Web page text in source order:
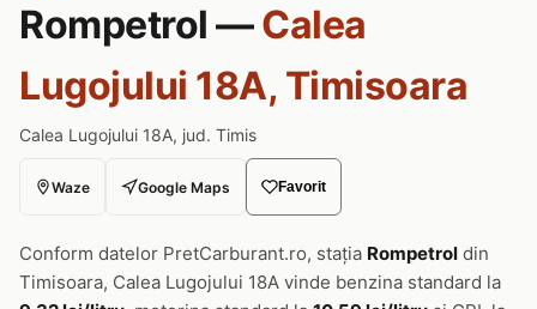
Rompetrol —Calea
Lugojului 18A, Timisoara
Calea Lugojului 18A, jud. Timis
Waze Google Maps Favorit
Conform datelor PretCarburant.ro, stația Rompetrol din
Timisoara, Calea Lugojului 18A vinde benzina standard la